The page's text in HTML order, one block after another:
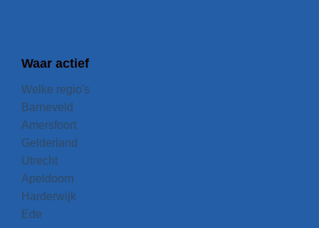
Waar actief
Welke regio's
Barneveld
Amersfoort
Gelderland
Utrecht
Apeldoorn
Harderwijk
Ede